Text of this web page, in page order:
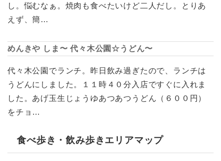
し。悩むなぁ。焼肉も食べたいけど二人だし。とりあ
えず、簡…
めんきや しま〜 代々木公園☆うどん〜
代々木公園でランチ。昨日飲み過ぎたので、ランチは
うどんにしました。１１時４０分入店ですぐに入れま
した。あげ玉生じょうゆあつあつうどん（６００円）
をチョ…
食べ歩き・飲み歩きエリアマップ